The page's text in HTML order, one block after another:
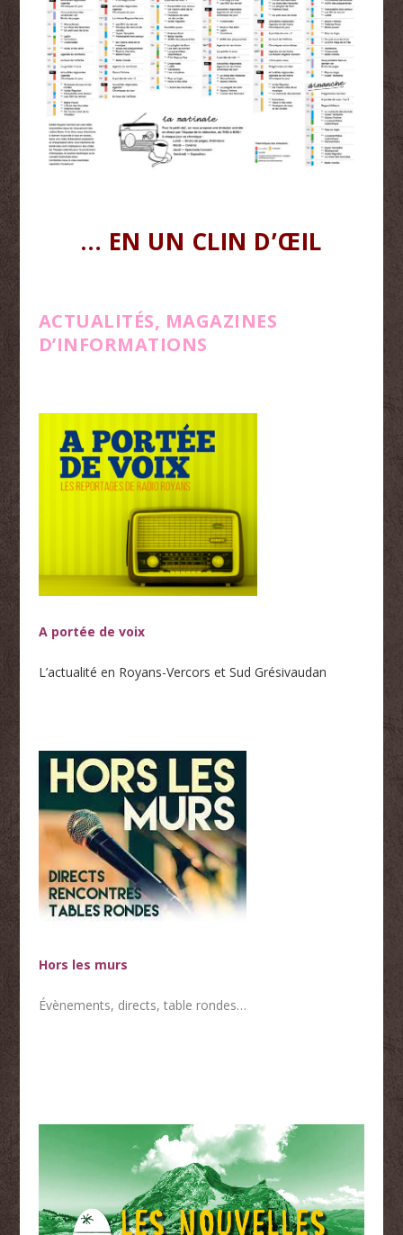
… EN UN CLIN D’ŒIL
ACTUALITÉS, MAGAZINES
D’INFORMATIONS
A portée de voix
L’actualité en Royans-Vercors et Sud Grésivaudan
Hors les murs
Évènements, directs, table rondes…